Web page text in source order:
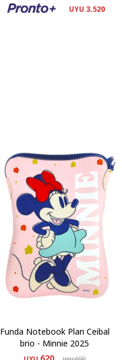
UYU 3.520
Funda Notebook Plan Ceibal
brio - Minnie 2025